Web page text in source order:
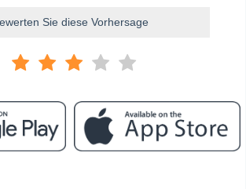
Sie diese Vorhersage